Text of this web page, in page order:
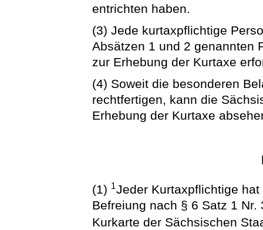
entrichten haben.
(3) Jede kurtaxpflichtige
Absätzen 1 und 2 genannten
zur Erhebung der Kurtaxe
(4) Soweit die besonderen
rechtfertigen, kann die
Erhebung der Kurtaxe
(1) 1Jeder Kurtaxpflichtige
Befreiung nach § 6 Satz 1
Kurkarte der Sächsischen